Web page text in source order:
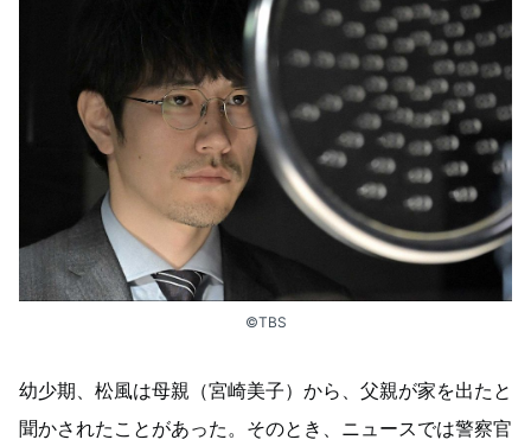
©TBS
幼少期、松風は母親（宮崎美子）から、父親が家を出たと
聞かされたことがあった。そのとき、ニュースでは警察官